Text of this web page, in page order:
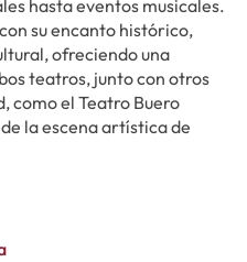
hasta eventos musicales.
su encanto histórico,
ofreciendo una
teatros, junto con otros
como el Teatro Buero
la escena artística de